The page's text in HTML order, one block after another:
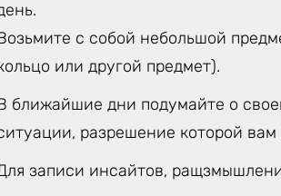
с собой небольшой
или другой предмет).
ближайшие дни подумайте о
разрешение которой
записи инсайтов,